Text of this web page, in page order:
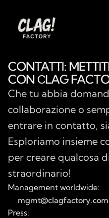
CONTATTI:
CON СLAG
Che tu abbia
collaborazione o
entrare in contatto,
Esploriamo insieme
per creare qualcosa
straordinario!
Management worldwide:
mgmt@clagfactory.com
Press: